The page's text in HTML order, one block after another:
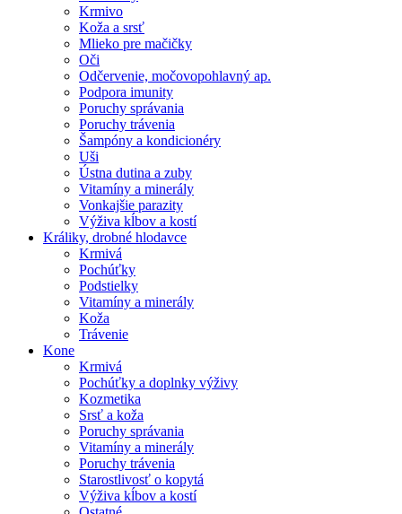
Krmivo
Koža a srsť
Mlieko pre mačičky
Oči
Odčervenie, močovopohlavný ap.
Podpora imunity
Poruchy správania
Poruchy trávenia
Šampóny a kondicionéry
Uši
Ústna dutina a zuby
Vitamíny a minerály
Vonkajšie parazity
Výživa kĺbov a kostí
Králiky, drobné hlodavce
Krmivá
Pochúťky
Podstielky
Vitamíny a minerály
Koža
Trávenie
Kone
Krmivá
Pochúťky a doplnky výživy
Kozmetika
Srsť a koža
Poruchy správania
Vitamíny a minerály
Poruchy trávenia
Starostlivosť o kopytá
Výživa kĺbov a kostí